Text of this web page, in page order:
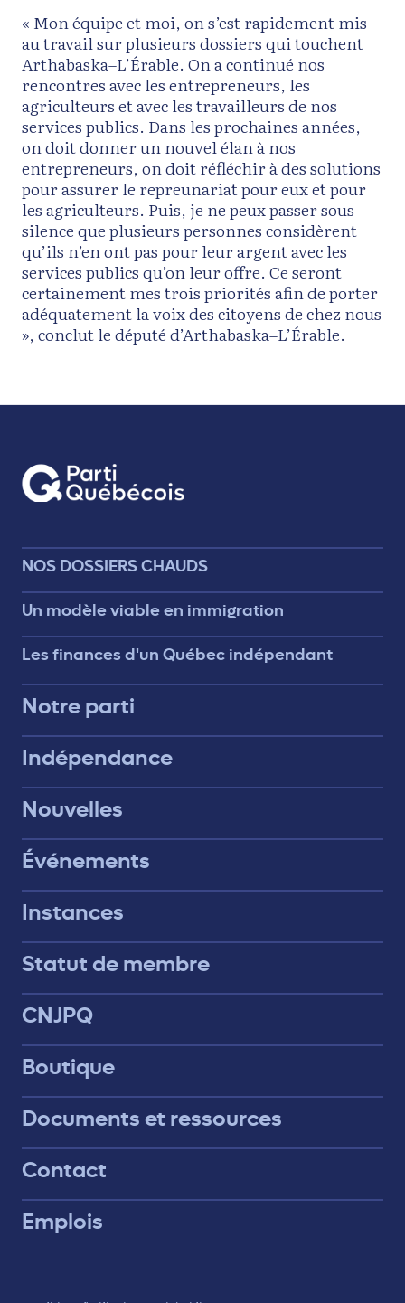
« Mon équipe et moi, on s’est rapidement mis
au travail sur plusieurs dossiers qui touchent
Arthabaska–L’Érable. On a continué nos
rencontres avec les entrepreneurs, les
agriculteurs et avec les travailleurs de nos
services publics. Dans les prochaines années,
on doit donner un nouvel élan à nos
entrepreneurs, on doit réfléchir à des solutions
pour assurer le repreunariat pour eux et pour
les agriculteurs. Puis, je ne peux passer sous
silence que plusieurs personnes considèrent
qu’ils n’en ont pas pour leur argent avec les
services publics qu’on leur offre. Ce seront
certainement mes trois priorités afin de porter
adéquatement la voix des citoyens de chez nous
», conclut le député d’Arthabaska–L’Érable.
NOS DOSSIERS CHAUDS
Un modèle viable en immigration
Les finances d'un Québec indépendant
Notre parti
Indépendance
Nouvelles
Événements
Instances
Statut de membre
CNJPQ
Boutique
Documents et ressources
Contact
Emplois